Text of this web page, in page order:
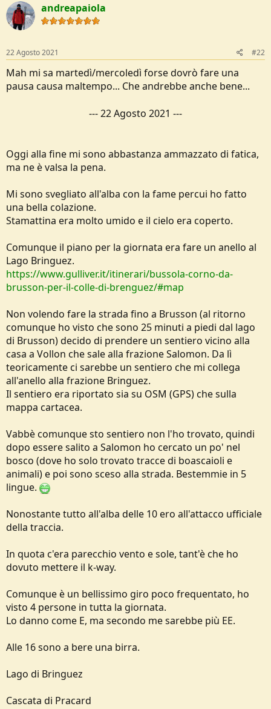
andreapaiola
22 Agosto 2021 #22
Mah mi sa martedì/mercoledì forse dovrò fare una
pausa causa maltempo... Che andrebbe anche bene...
---22 Agosto 2021 ---
Oggi alla fine mi sono abbastanza ammazzato di fatica,
ma ne è valsa la pena.
Mi sono svegliato all'alba con la fame percui ho fatto
una bella colazione.
Stamattina era molto umido e il cielo era coperto.
Comunque il piano per la giornata era fare un anello al
Lago Bringuez.
https://www.gulliver.it/itinerari/bussola-corno-da-
brusson-per-il-colle-di-brenguez/#map
Non volendo fare la strada fino a Brusson (al ritorno
comunque ho visto che sono 25 minuti a piedi dal lago
di Brusson) decido di prendere un sentiero vicino alla
casa a Vollon che sale alla frazione Salomon. Da lì
teoricamente ci sarebbe un sentiero che mi collega
all'anello alla frazione Bringuez.
Il sentiero era riportato sia su OSM (GPS) che sulla
mappa cartacea.
Vabbè comunque sto sentiero non l'ho trovato, quindi
dopo essere salito a Salomon ho cercato un po' nel
bosco (dove ho solo trovato tracce di boascaioli e
animali) e poi sono sceso alla strada. Bestemmie in 5
lingue.
Nonostante tutto all'alba delle 10 ero all'attacco ufficiale
della traccia.
In quota c'era parecchio vento e sole, tant'è che ho
dovuto mettere il k-way.
Comunque è un bellissimo giro poco frequentato, ho
visto 4 persone in tutta la giornata.
Lo danno come E, ma secondo me sarebbe più EE.
Alle 16 sono a bere una birra.
Lago di Bringuez
Cascata di Pracard